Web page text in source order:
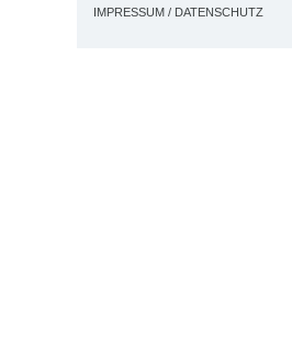
IMPRESSUM / DATENSCHUTZ